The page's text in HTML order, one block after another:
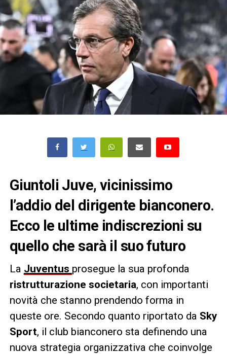
Giuntoli Juve, vicinissimo
l’addio del dirigente bianconero.
Ecco le ultime indiscrezioni su
quello che sarà il suo futuro
La Juventus prosegue la sua profonda
ristrutturazione societaria, con importanti
novità che stanno prendendo forma in
queste ore. Secondo quanto riportato da Sky
Sport, il club bianconero sta definendo una
nuova strategia organizzativa che coinvolge